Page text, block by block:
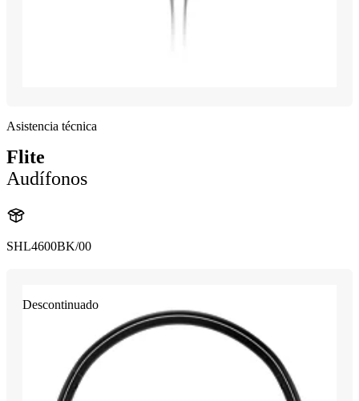
Asistencia técnica
Flite
Audífonos
SHL4600BK/00
Descontinuado